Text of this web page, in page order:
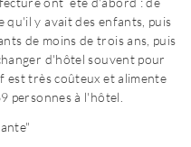
qu'il y avait des enfants, puis
de moins de trois ans, puis
d'hôtel souvent pour
est très coûteux et alimente
personnes à l'hôtel.